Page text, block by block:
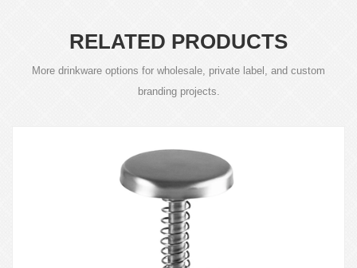
RELATED PRODUCTS
More drinkware options for wholesale, private label, and custom
branding projects.